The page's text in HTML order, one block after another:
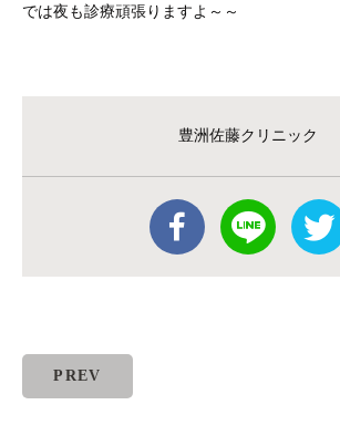
では夜も診療頑張りますよ～～
豊洲佐藤クリニック
PREV